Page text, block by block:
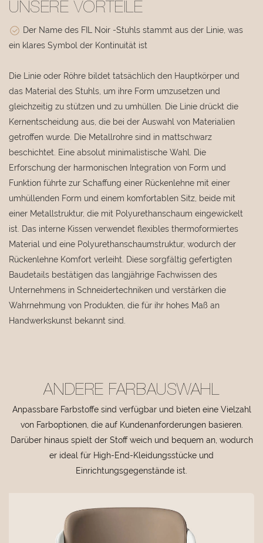
UNSERE VORTEILE
Der Name des FIL Noir -Stuhls stammt aus der Linie, was
ein klares Symbol der Kontinuität ist
Die Linie oder Röhre bildet tatsächlich den Hauptkörper und
das Material des Stuhls, um ihre Form umzusetzen und
gleichzeitig zu stützen und zu umhüllen. Die Linie drückt die
Kernentscheidung aus, die bei der Auswahl von Materialien
getroffen wurde. Die Metallrohre sind in mattschwarz
beschichtet. Eine absolut minimalistische Wahl. Die
Erforschung der harmonischen Integration von Form und
Funktion führte zur Schaffung einer Rückenlehne mit einer
umhüllenden Form und einem komfortablen Sitz, beide mit
einer Metallstruktur, die mit Polyurethanschaum eingewickelt
ist. Das interne Kissen verwendet flexibles thermoformiertes
Material und eine Polyurethanschaumstruktur, wodurch der
Rückenlehne Komfort verleiht. Diese sorgfältig gefertigten
Baudetails bestätigen das langjährige Fachwissen des
Unternehmens in Schneidertechniken und verstärken die
Wahrnehmung von Produkten, die für ihr hohes Maß an
Handwerkskunst bekannt sind.
ANDERE FARBAUSWAHL
Anpassbare Farbstoffe sind verfügbar und bieten eine Vielzahl
von Farboptionen, die auf Kundenanforderungen basieren.
Darüber hinaus spielt der Stoff weich und bequem an, wodurch
er ideal für High-End-Kleidungsstücke und
Einrichtungsgegenstände ist.